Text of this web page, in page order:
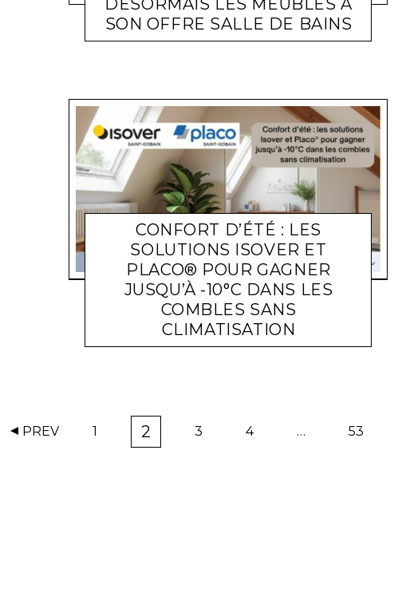
DÉSORMAIS LES MEUBLES À
SON OFFRE SALLE DE BAINS
ACTUALITÉ ENTREPRISES LARA GASQUET 22 JUIN 2026
CONFORT D’ÉTÉ : LES
SOLUTIONS ISOVER ET
PLACO® POUR GAGNER
JUSQU’À -10°C DANS LES
COMBLES SANS
CLIMATISATION
ACTUALITÉ ENTREPRISES LARA GASQUET
PREV 1 2 3 4 … 53